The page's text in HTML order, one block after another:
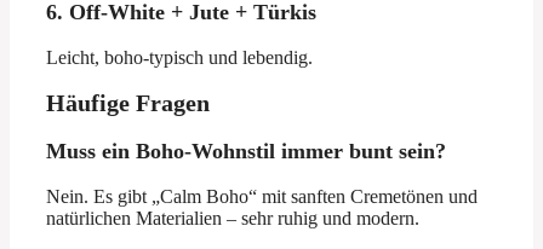
6. Off-White + Jute + Türkis
Leicht, boho-typisch und lebendig.
Häufige Fragen
Muss ein Boho-Wohnstil immer bunt sein?
Nein. Es gibt „Calm Boho“ mit sanften Cremetönen und
natürlichen Materialien – sehr ruhig und modern.